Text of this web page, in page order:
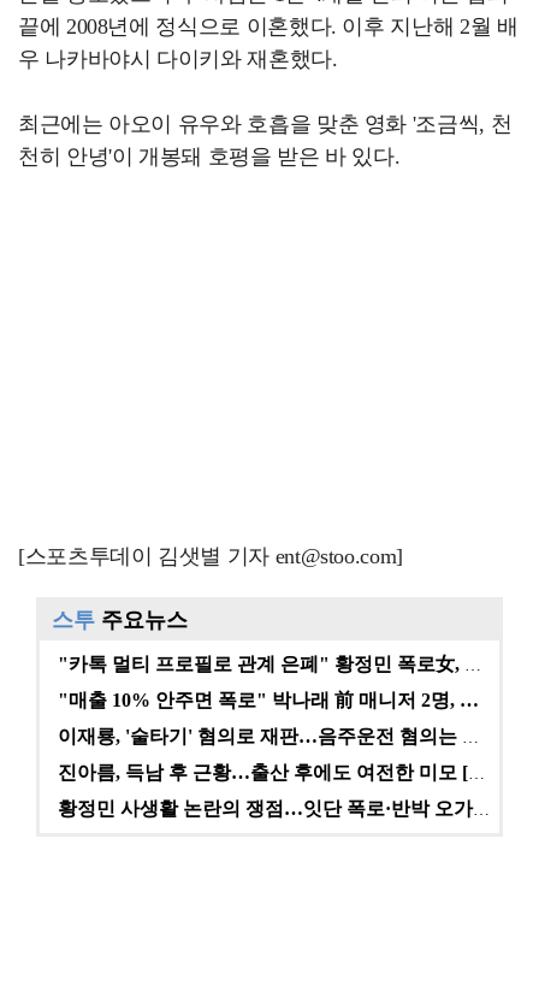
끝에 2008년에 정식으로 이혼했다. 이후 지난해 2월 배
우 나카바야시 다이키와 재혼했다.
최근에는 아오이 유우와 호흡을 맞춘 영화 '조금씩, 천
천히 안녕'이 개봉돼 호평을 받은 바 있다.
[스포츠투데이 김샛별 기자 ent@stoo.com]
스투 주요뉴스
"카톡 멀티 프로필로 관계 은폐" 황정민 폭로女, 문자…
"매출 10% 안주면 폭로" 박나래 前 매니저 2명, …
이재룡, '술타기' 혐의로 재판…음주운전 혐의는 미적용…
진아름, 득남 후 근황…출산 후에도 여전한 미모 [스타…
황정민 사생활 논란의 쟁점…잇단 폭로·반박 오가는 소모…